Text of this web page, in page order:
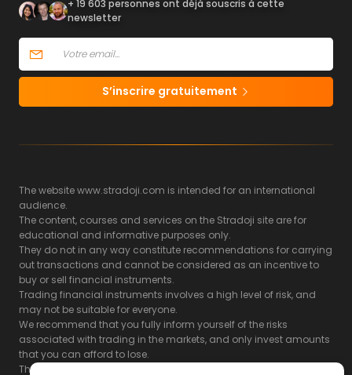
+ 19 603 personnes ont déjà souscris à cette
newsletter
S’inscrire gratuitement
The website www.stradoji.com is intended for an international
audience.
The content, courses and services on the Stradoji site are for
educational and informative purposes only.
They do not in any way constitute recommendations for carrying
out transactions and cannot be considered as an incentive to
buy or sell financial instruments.
Trading financial instruments involves a high level of risk, and
may not be suitable for everyone.
We recommend that you fully inform yourself of the risks
associated with trading in the markets, and only invest amounts
that you can afford to lose.
The Stradoji site does not guarantee the results or the